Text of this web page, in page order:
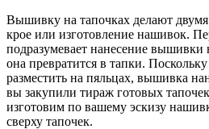
Вышивку на тапочках делают
крое или изготовление нашивок.
подразумевает нанесение вышивки
она превратится в тапки.
разместить на пяльцах, вышивка
вы закупили тираж готовых
изготовим по вашему эскизу
сверху тапочек.